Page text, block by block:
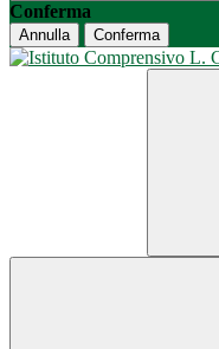
Conferma
Annulla Conferma